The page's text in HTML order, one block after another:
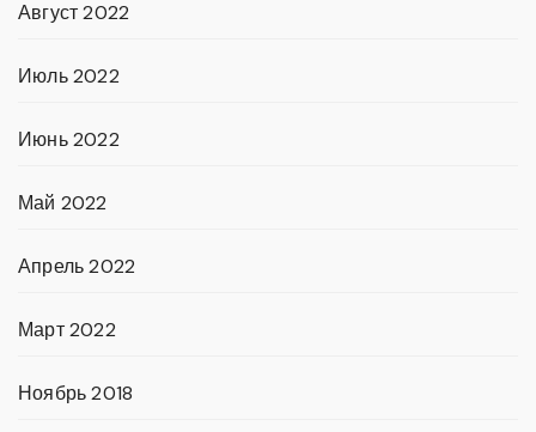
Август 2022
Июль 2022
Июнь 2022
Май 2022
Апрель 2022
Март 2022
Ноябрь 2018